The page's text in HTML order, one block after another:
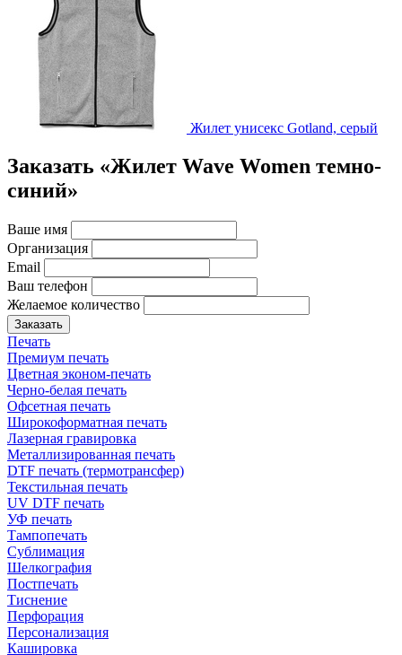
Жилет унисекс Gotland, серый
Заказать «Жилет Wave Women темно-
синий»
Ваше имя
Организация
Email
Ваш телефон
Желаемое количество
Заказать
Печать
Премиум печать
Цветная эконом-печать
Черно-белая печать
Офсетная печать
Широкоформатная печать
Лазерная гравировка
Металлизированная печать
DTF печать (термотрансфер)
Текстильная печать
UV DTF печать
УФ печать
Тампопечать
Сублимация
Шелкография
Постпечать
Тиснение
Перфорация
Персонализация
Кашировка